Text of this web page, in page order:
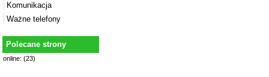
Komunikacja
Ważne telefony
Polecane strony
online: (23)